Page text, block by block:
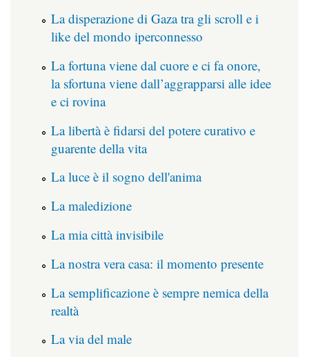
La disperazione di Gaza tra gli scroll e i
like del mondo iperconnesso
La fortuna viene dal cuore e ci fa onore,
la sfortuna viene dall’aggrapparsi alle idee
e ci rovina
La libertà è fidarsi del potere curativo e
guarente della vita
La luce è il sogno dell'anima
La maledizione
La mia città invisibile
La nostra vera casa: il momento presente
La semplificazione è sempre nemica della
realtà
La via del male